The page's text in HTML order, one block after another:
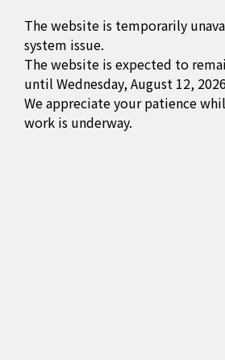
The website is temporarily
system issue.
The website is expected to
until Wednesday, August 12,
We appreciate your patience
work is underway.